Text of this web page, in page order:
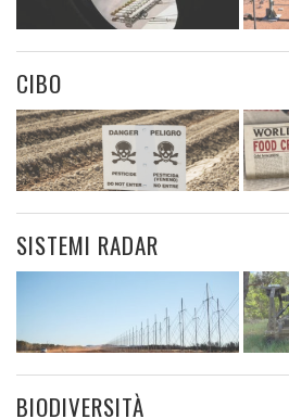
CIBO
SISTEMI RADAR
BIODIVERSITÀ